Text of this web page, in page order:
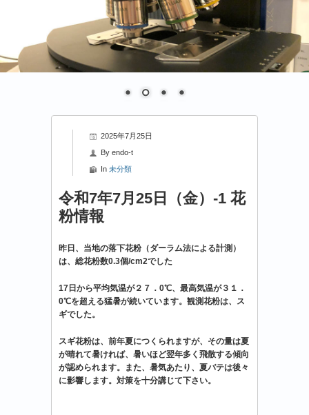
2025年7月25日
By endo-t
In 未分類
令和7年7月25日（金）-1 花
粉情報
昨日、当地の落下花粉（ダーラム法による計測）
は、総花粉数0.3個/cm2でした
17日から平均気温が２７． 0℃、最高気温が３１．
0℃を超える猛暑が続いています。観測花粉は、ス
ギでした。
スギ花粉は、前年夏につくられますが、その量は夏
が晴れて暑ければ、暑いほど翌年多く飛散する傾向
が認められます。また、暑気あたり、夏バテは後々
に影響します。対策を十分講じて下さい。